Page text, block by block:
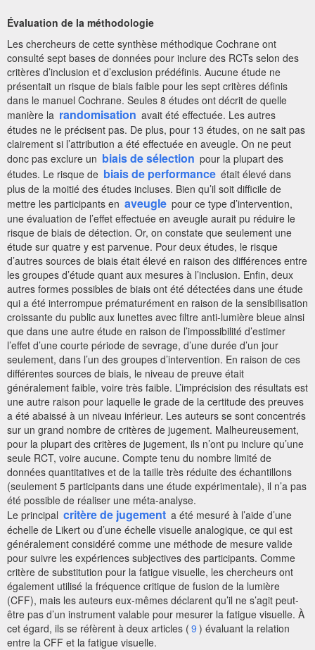
Évaluation de la méthodologie
Les chercheurs de cette synthèse méthodique Cochrane ont
consulté sept bases de données pour inclure des RCTs selon des
critères d’inclusion et d’exclusion prédéfinis. Aucune étude ne
présentait un risque de biais faible pour les sept critères définis
dans le manuel Cochrane. Seules 8 études ont décrit de quelle
manière la randomisation avait été effectuée. Les autres
études ne le précisent pas. De plus, pour 13 études, on ne sait pas
clairement si l’attribution a été effectuée en aveugle. On ne peut
donc pas exclure un biais de sélection pour la plupart des
études. Le risque de biais de performance était élevé dans
plus de la moitié des études incluses. Bien qu’il soit difficile de
mettre les participants en aveugle pour ce type d’intervention,
une évaluation de l’effet effectuée en aveugle aurait pu réduire le
risque de biais de détection. Or, on constate que seulement une
étude sur quatre y est parvenue. Pour deux études, le risque
d’autres sources de biais était élevé en raison des différences entre
les groupes d’étude quant aux mesures à l’inclusion. Enfin, deux
autres formes possibles de biais ont été détectées dans une étude
qui a été interrompue prématurément en raison de la sensibilisation
croissante du public aux lunettes avec filtre anti-lumière bleue ainsi
que dans une autre étude en raison de l’impossibilité d’estimer
l’effet d’une courte période de sevrage, d’une durée d’un jour
seulement, dans l’un des groupes d’intervention. En raison de ces
différentes sources de biais, le niveau de preuve était
généralement faible, voire très faible. L’imprécision des résultats est
une autre raison pour laquelle le grade de la certitude des preuves
a été abaissé à un niveau inférieur. Les auteurs se sont concentrés
sur un grand nombre de critères de jugement. Malheureusement,
pour la plupart des critères de jugement, ils n’ont pu inclure qu’une
seule RCT, voire aucune. Compte tenu du nombre limité de
données quantitatives et de la taille très réduite des échantillons
(seulement 5 participants dans une étude expérimentale), il n’a pas
été possible de réaliser une méta-analyse.
Le principal critère de jugement a été mesuré à l’aide d’une
échelle de Likert ou d’une échelle visuelle analogique, ce qui est
généralement considéré comme une méthode de mesure valide
pour suivre les expériences subjectives des participants. Comme
critère de substitution pour la fatigue visuelle, les chercheurs ont
également utilisé la fréquence critique de fusion de la lumière
(CFF), mais les auteurs eux-mêmes déclarent qu’il ne s’agit peut-
être pas d’un instrument valable pour mesurer la fatigue visuelle. À
cet égard, ils se réfèrent à deux articles ( 9 ) évaluant la relation
entre la CFF et la fatigue visuelle.